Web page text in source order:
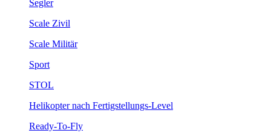
Segler
Scale Zivil
Scale Militär
Sport
STOL
Helikopter nach Fertigstellungs-Level
Ready-To-Fly